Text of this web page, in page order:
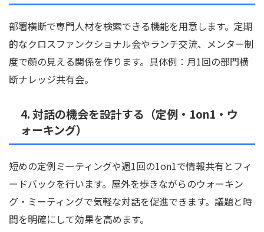
部署横断で専門人材を検索できる機能を用意します。定期
的なクロスファンクショナル会やランチ交流、メンター制
度で顔の見える関係を作ります。具体例：月1回の部門横
断ナレッジ共有会。
4. 対話の機会を設計する（定例・1on1・ウ
ォーキング）
短めの定例ミーティングや週1回の1on1で情報共有とフィ
ードバックを行います。屋外を歩きながらのウォーキン
グ・ミーティングで気軽な対話を促進できます。議題と時
間を明確にして効果を高めます。